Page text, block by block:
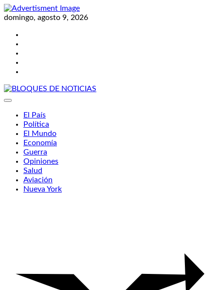
Skip
to
domingo, agosto 9, 2026
El País
Política
El Mundo
Economía
Guerra
Opiniones
Salud
Aviación
Nueva York